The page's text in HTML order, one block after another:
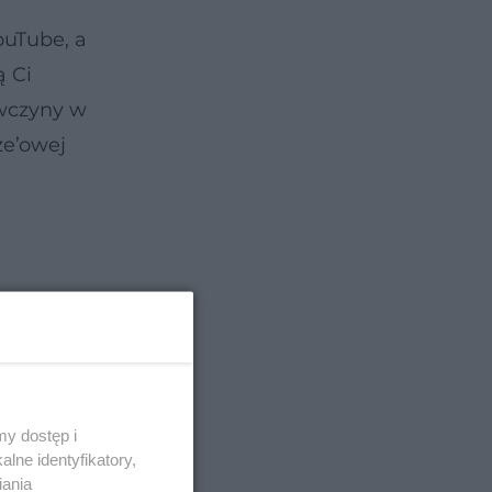
a
Ci
w
dostęp i
identyfikatory,